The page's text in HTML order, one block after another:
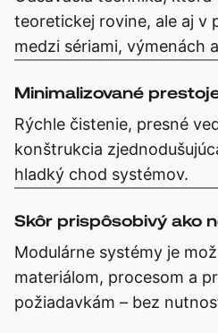
teoretickej rovine, ale aj v
medzi sériami, výmenách
Minimalizované
Rýchle čistenie, presné
konštrukcia
hladký chod systémov.
Skôr prispôsobivý ako
Modulárne systémy je
materiálom, procesom a
požiadavkám – bez